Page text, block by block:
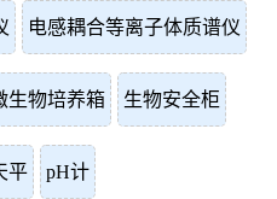
电感耦合等离子体质谱仪
生物培养箱 生物安全柜
平 pH计